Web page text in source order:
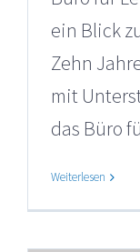
ein Blick
Zehn
mit
das Büro
Weiterlesen